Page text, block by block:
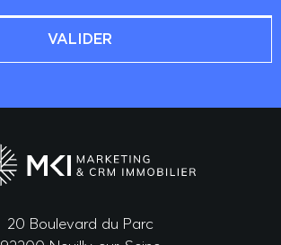
VALIDER
20 Boulevard du Parc